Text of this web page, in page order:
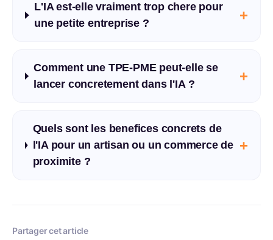
L'IA est-elle vraiment trop chere pour
une petite entreprise ?
+
Comment une TPE-PME peut-elle se
lancer concretement dans l'IA ?
+
Quels sont les benefices concrets de
l'IA pour un artisan ou un commerce de
proximite ?
+
Partager cet article